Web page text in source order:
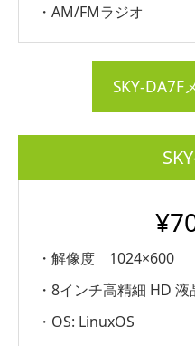
・AM/FMラジオ
SKY-DA7F
・解像度 1024×600
・8インチ高精細 HD
・OS: LinuxOS